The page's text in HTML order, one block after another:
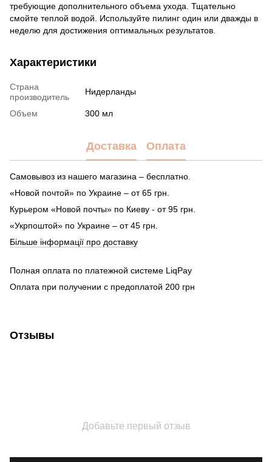
требующие дополнительного объема ухода. Тщательно
смойте теплой водой. Используйте пилинг один или дважды в
неделю для достижения оптимальных результатов.
Характеристики
Страна
производитель
Нидерланды
Объем 300 мл
Доставка Оплата
Самовывоз из нашего магазина – бесплатно.
«Новой почтой» по Украине – от 65 грн.
Курьером «Новой почты» по Киеву - от 95 грн.
«Укрпоштой» по Украине – от 45 грн.
Більше інформації про доставку
Полная оплата по платежной системе LiqPay
Оплата при получении с предоплатой 200 грн
Отзывы
Добавьте первый отзыв